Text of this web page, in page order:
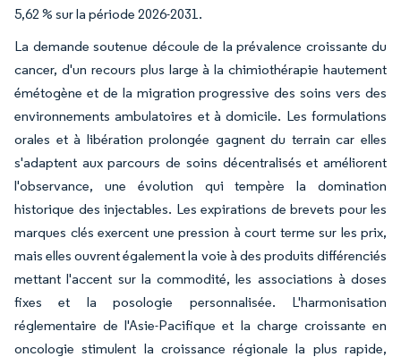
5,62 % sur la période 2026-2031.
La demande soutenue découle de la prévalence croissante du
cancer, d'un recours plus large à la chimiothérapie hautement
émétogène et de la migration progressive des soins vers des
environnements ambulatoires et à domicile. Les formulations
orales et à libération prolongée gagnent du terrain car elles
s'adaptent aux parcours de soins décentralisés et améliorent
l'observance, une évolution qui tempère la domination
historique des injectables. Les expirations de brevets pour les
marques clés exercent une pression à court terme sur les prix,
mais elles ouvrent également la voie à des produits différenciés
mettant l'accent sur la commodité, les associations à doses
fixes et la posologie personnalisée. L'harmonisation
réglementaire de l'Asie-Pacifique et la charge croissante en
oncologie stimulent la croissance régionale la plus rapide,